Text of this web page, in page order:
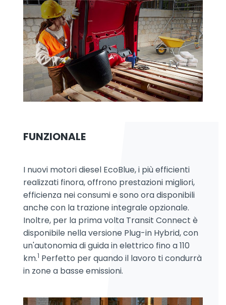
FUNZIONALE
I nuovi motori diesel EcoBlue, i più efficienti
realizzati finora, offrono prestazioni migliori,
efficienza nei consumi e sono ora disponibili
anche con la trazione integrale opzionale.
Inoltre, per la prima volta Transit Connect è
disponibile nella versione Plug-in Hybrid, con
un'autonomia di guida in elettrico fino a 110
km.1 Perfetto per quando il lavoro ti condurrà
in zone a basse emissioni.